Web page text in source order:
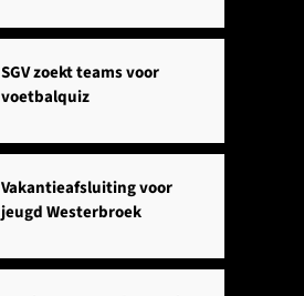
SGV zoekt teams voor
voetbalquiz
Vakantieafsluiting voor
jeugd Westerbroek